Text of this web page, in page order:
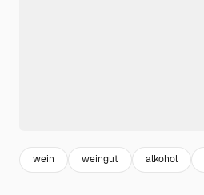
wein weingut alkohol